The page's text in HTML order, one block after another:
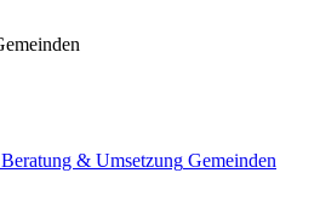
Beratung & Umsetzung Gemeinden